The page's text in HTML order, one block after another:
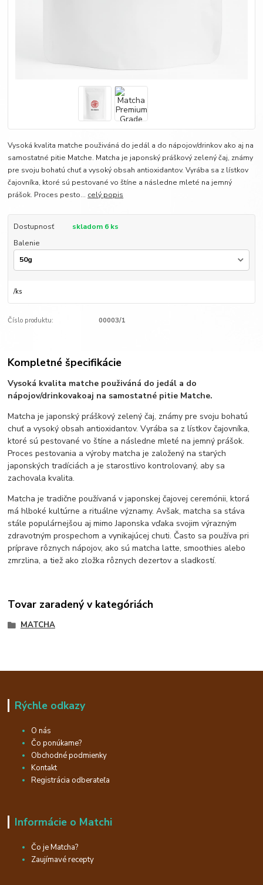
Vysoká kvalita matche použiváná do jedál a do nápojov/drinkov ako aj na
samostatné pitie Matche. Matcha je japonský práškový zelený čaj, známy
pre svoju bohatú chuť a vysoký obsah antioxidantov. Vyrába sa z lístkov
čajovníka, ktoré sú pestované vo štíne a následne mleté na jemný
prášok. Proces pesto... celý popis
Dostupnosť
skladom 6 ks
Balenie
/ks
Číslo produktu: 00003/1
Kompletné špecifikácie
Vysoká kvalita matche použiváná do jedál a do
nápojov/drinkovakoaj na samostatné pitie Matche.
Matcha je japonský práškový zelený čaj, známy pre svoju bohatú
chuť a vysoký obsah antioxidantov. Vyrába sa z lístkov čajovníka,
ktoré sú pestované vo štíne a následne mleté na jemný prášok.
Proces pestovania a výroby matcha je založený na starých
japonských tradíciách a je starostlivo kontrolovaný, aby sa
zachovala kvalita.
Matcha je tradične používaná v japonskej čajovej ceremónii, ktorá
má hlboké kultúrne a rituálne významy. Avšak, matcha sa stáva
stále populárnejšou aj mimo Japonska vďaka svojim výrazným
zdravotným prospechom a vynikajúcej chuti. Často sa používa pri
príprave rôznych nápojov, ako sú matcha latte, smoothies alebo
zmrzlina, a tiež ako zložka rôznych dezertov a sladkostí.
Tovar zaradený v kategóriách
MATCHA
Rýchle odkazy
O nás
Čo ponúkame?
Obchodné podmienky
Kontakt
Registrácia odberateľa
Informácie o Matchi
Čo je Matcha?
Zaujímavé recepty